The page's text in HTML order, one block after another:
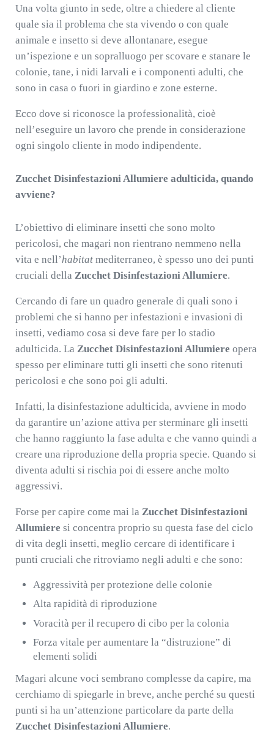
Una volta giunto in sede, oltre a chiedere al cliente
quale sia il problema che sta vivendo o con quale
animale e insetto si deve allontanare, esegue
un’ispezione e un sopralluogo per scovare e stanare le
colonie, tane, i nidi larvali e i componenti adulti, che
sono in casa o fuori in giardino e zone esterne.
Ecco dove si riconosce la professionalità, cioè
nell’eseguire un lavoro che prende in considerazione
ogni singolo cliente in modo indipendente.
Zucchet Disinfestazioni Allumiere adulticida, quando
avviene?
L’obiettivo di eliminare insetti che sono molto
pericolosi, che magari non rientrano nemmeno nella
vita e nell’habitatmediterraneo, è spesso uno dei punti
cruciali della Zucchet Disinfestazioni Allumiere.
Cercando di fare un quadro generale di quali sono i
problemi che si hanno per infestazioni e invasioni di
insetti, vediamo cosa si deve fare per lo stadio
adulticida. La Zucchet Disinfestazioni Allumiere opera
spesso per eliminare tutti gli insetti che sono ritenuti
pericolosi e che sono poi gli adulti.
Infatti, la disinfestazione adulticida, avviene in modo
da garantire un’azione attiva per sterminare gli insetti
che hanno raggiunto la fase adulta e che vanno quindi a
creare una riproduzione della propria specie. Quando si
diventa adulti si rischia poi di essere anche molto
aggressivi.
Forse per capire come mai la Zucchet Disinfestazioni
Allumiere si concentra proprio su questa fase del ciclo
di vita degli insetti, meglio cercare di identificare i
punti cruciali che ritroviamo negli adulti e che sono:
Aggressività per protezione delle colonie
Alta rapidità di riproduzione
Voracità per il recupero di cibo per la colonia
Forza vitale per aumentare la “distruzione” di
elementi solidi
Magari alcune voci sembrano complesse da capire, ma
cerchiamo di spiegarle in breve, anche perché su questi
punti si ha un’attenzione particolare da parte della
Zucchet Disinfestazioni Allumiere.